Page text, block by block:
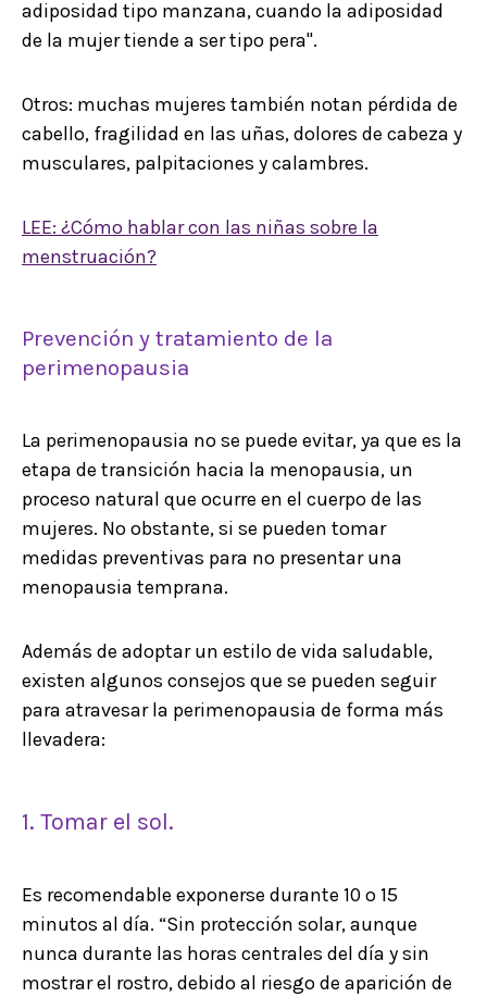
adiposidad tipo manzana, cuando la adiposidad
de la mujer tiende a ser tipo pera".
Otros: muchas mujeres también notan pérdida de
cabello, fragilidad en las uñas, dolores de cabeza y
musculares, palpitaciones y calambres.
LEE: ¿Cómo hablar con las niñas sobre la
menstruación?
Prevención y tratamiento de la
perimenopausia
La perimenopausia no se puede evitar, ya que es la
etapa de transición hacia la menopausia, un
proceso natural que ocurre en el cuerpo de las
mujeres. No obstante, si se pueden tomar
medidas preventivas para no presentar una
menopausia temprana.
Además de adoptar un estilo de vida saludable,
existen algunos consejos que se pueden seguir
para atravesar la perimenopausia de forma más
llevadera:
1. Tomar el sol.
Es recomendable exponerse durante 10 o 15
minutos al día. “Sin protección solar, aunque
nunca durante las horas centrales del día y sin
mostrar el rostro, debido al riesgo de aparición de